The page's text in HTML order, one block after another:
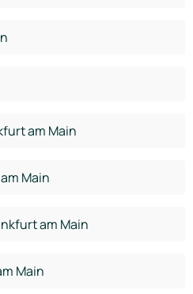
am Main
Main
am Main
Main